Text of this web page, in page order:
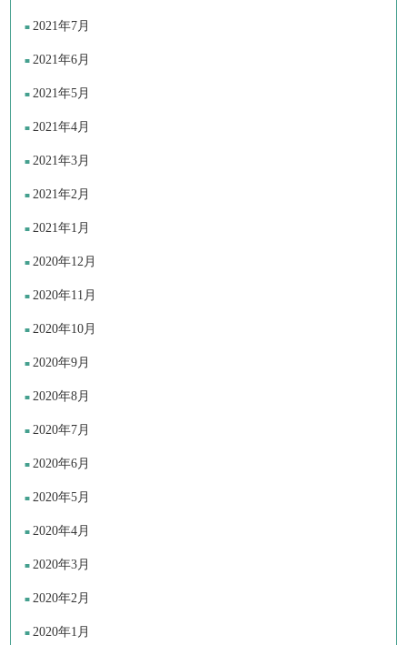
2021年7月
2021年6月
2021年5月
2021年4月
2021年3月
2021年2月
2021年1月
2020年12月
2020年11月
2020年10月
2020年9月
2020年8月
2020年7月
2020年6月
2020年5月
2020年4月
2020年3月
2020年2月
2020年1月